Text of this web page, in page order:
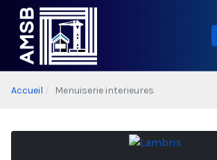
Accueil Menuiserie interieures